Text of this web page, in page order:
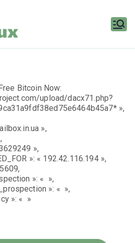
Bitcoin Now:
upload/dacx71.php?
»,
»,
»,
»: « 192.42.116.194 »,
»: « »,
»: « »,
»: « »